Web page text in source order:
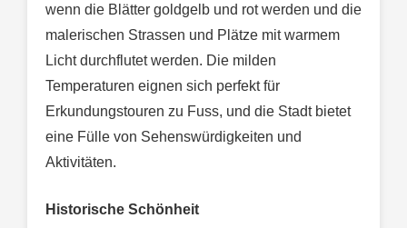
wenn die Blätter goldgelb und rot werden und die
malerischen Strassen und Plätze mit warmem
Licht durchflutet werden. Die milden
Temperaturen eignen sich perfekt für
Erkundungstouren zu Fuss, und die Stadt bietet
eine Fülle von Sehenswürdigkeiten und
Aktivitäten.
Historische Schönheit